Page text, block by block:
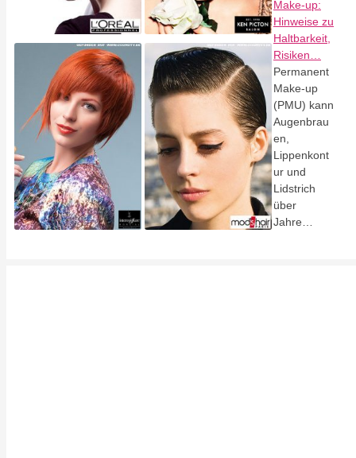
Make-up:
Hinweise zu
Haltbarkeit,
Risiken…
Permanent
Make-up
(PMU) kann
Augenbrau
en,
Lippenkont
ur und
Lidstrich
über
Jahre…